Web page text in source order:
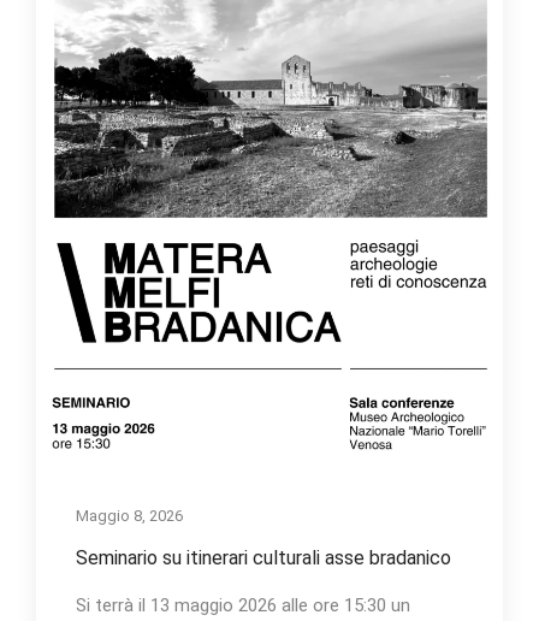
Maggio 8, 2026
Seminario su itinerari culturali asse bradanico
Si terrà il 13 maggio 2026 alle ore 15:30 un